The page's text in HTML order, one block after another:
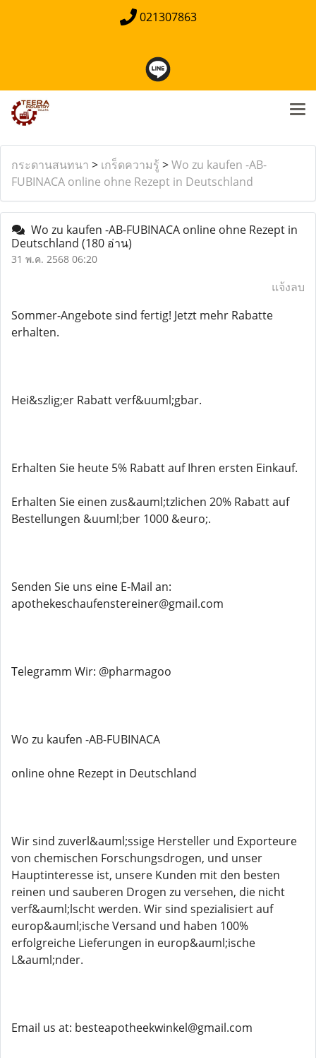
021307863
กระดานสนทนา > เกร็ดความรู้ >Wo zu kaufen -AB-
FUBINACA online ohne Rezept in Deutschland
Wo zu kaufen -AB-FUBINACA online ohne Rezept in
Deutschland (180 อ่าน)
31 พ.ค. 2568 06:20
แจ้งลบ
Sommer-Angebote sind fertig! Jetzt mehr Rabatte
erhalten.
Hei&szlig;er Rabatt verf&uuml;gbar.
Erhalten Sie heute 5% Rabatt auf Ihren ersten Einkauf.
Erhalten Sie einen zus&auml;tzlichen 20% Rabatt auf
Bestellungen &uuml;ber 1000 &euro;.
Senden Sie uns eine E-Mail an:
apothekeschaufenstereiner@gmail.com
Telegramm Wir: @pharmagoo
Wo zu kaufen -AB-FUBINACA
online ohne Rezept in Deutschland
Wir sind zuverl&auml;ssige Hersteller und Exporteure
von chemischen Forschungsdrogen, und unser
Hauptinteresse ist, unsere Kunden mit den besten
reinen und sauberen Drogen zu versehen, die nicht
verf&auml;lscht werden. Wir sind spezialisiert auf
europ&auml;ische Versand und haben 100%
erfolgreiche Lieferungen in europ&auml;ische
L&auml;nder.
Email us at: besteapotheekwinkel@gmail.com